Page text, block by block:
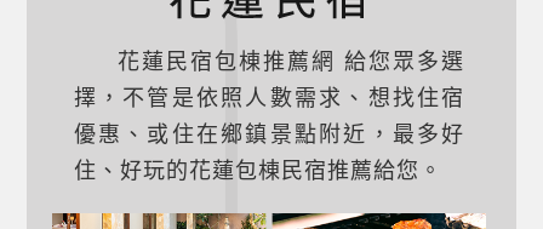
花蓮民宿包棟推薦網 給您眾多選
擇，不管是依照人數需求、想找住宿
優惠、或住在鄉鎮景點附近，最多好
住、好玩的花蓮包棟民宿推薦給您。